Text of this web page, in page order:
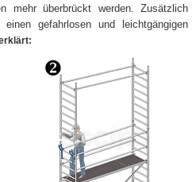
mehr überbrückt werden. Zusätzlich
gefahrlosen und leichtgängigen